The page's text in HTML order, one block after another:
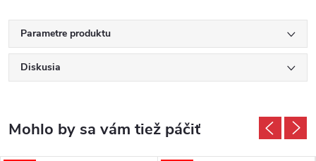
Parametre produktu
Diskusia